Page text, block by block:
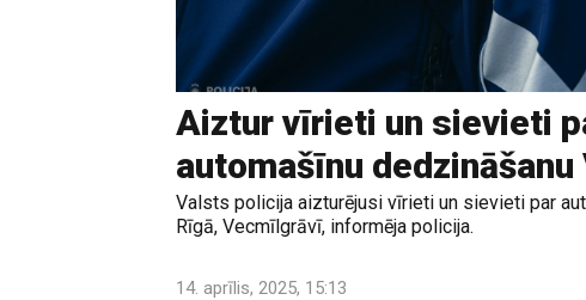
Aiztur vīrieti un sievieti
automašīnu
Valsts policija aizturējusi vīrieti un sievieti par
Rīgā, Vecmīlgrāvī, informēja policija.
14. aprīlis, 2025, 15:13